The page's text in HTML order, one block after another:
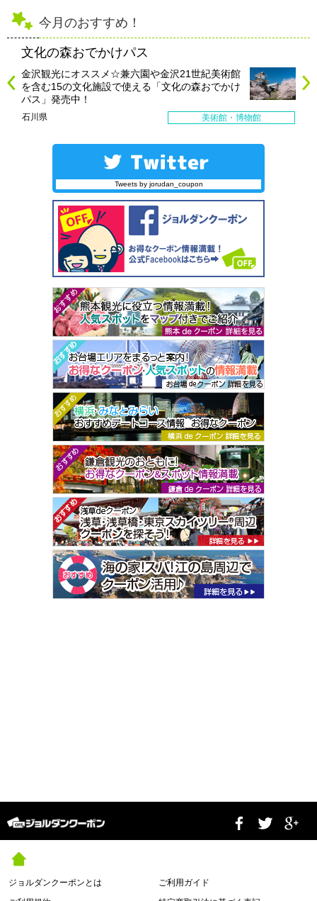
今月のおすすめ！
文化の森おでかけパス
金沢観光にオススメ☆兼六園や金沢21世紀美術館
を含む15の文化施設で使える「文化の森おでかけ
パス」発売中！
石川県 美術館・博物館
Tweets by jorudan_coupon
ジョルダンクーポンとは
ご利用ガイド